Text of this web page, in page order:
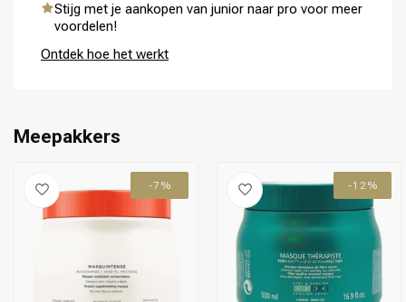
Omvorming CombiDeals
Stijg met je aankopen van junior naar pro voor meer
voordelen!
Ontdek hoe het werkt
Meepakkers
-7% -12%